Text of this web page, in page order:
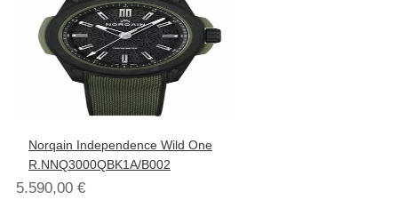
Norqain Independence Wild One
R.NNQ3000QBK1A/B002
5.590,00 €